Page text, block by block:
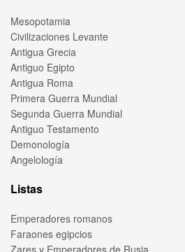
Mesopotamia
Civilizaciones Levante
Antigua Grecia
Antiguo Egipto
Antigua Roma
Primera Guerra Mundial
Segunda Guerra Mundial
Antiguo Testamento
Demonología
Angelología
Listas
Emperadores romanos
Faraones egipcios
Zares y Emperadores de Rusia